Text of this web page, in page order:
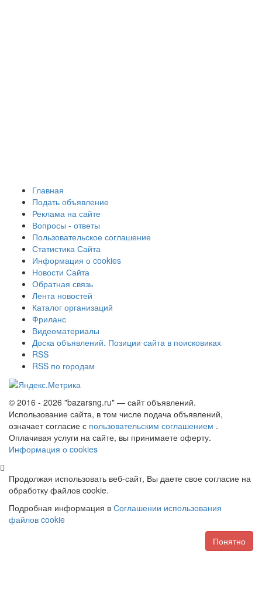
Главная
Подать объявление
Реклама на сайте
Вопросы - ответы
Пользовательское соглашение
Статистика Сайта
Информация о cookies
Новости Сайта
Обратная связь
Лента новостей
Каталог организаций
Фриланс
Видеоматериалы
Доска объявлений. Позиции сайта в поисковиках
RSS
RSS по городам
© 2016 - 2026 "bazarsng.ru" — сайт объявлений.
Использование сайта, в том числе подача объявлений,
означает согласие с пользовательским соглашением .
Оплачивая услуги на сайте, вы принимаете оферту.
Информация о cookies
Продолжая использовать веб-сайт, Вы даете свое согласие на
обработку файлов cookie.
Подробная информация в Соглашении использования
файлов cookie
Понятно